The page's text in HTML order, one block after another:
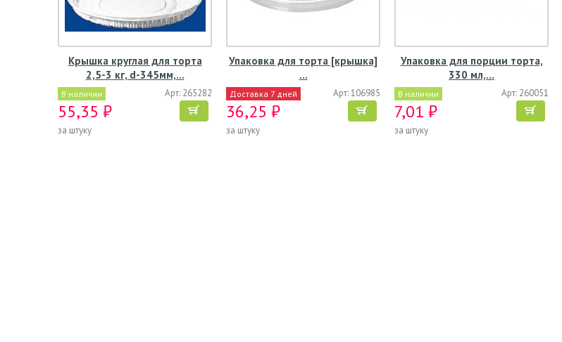
Крышка круглая для торта
2,5-3 кг, d-345мм,…
В наличии Арт: 265282
55,35 ₽
за штуку
Упаковка для торта [крышка]
…
Доставка 7 дней Арт: 106985
36,25 ₽
за штуку
Упаковка для порции торта,
330 мл,…
В наличии Арт: 260051
7,01 ₽
за штуку